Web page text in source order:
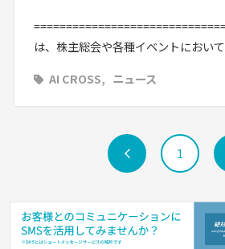
は、株主総会や各種イベントにおい
AI CROSS
ニュース
前 1